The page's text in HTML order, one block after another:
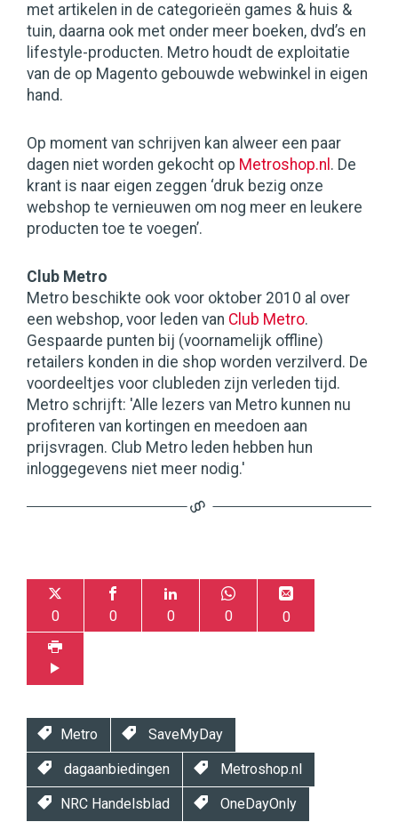
met artikelen in de categorieën games & huis &
tuin, daarna ook met onder meer boeken, dvd’s en
lifestyle-producten. Metro houdt de exploitatie
van de op Magento gebouwde webwinkel in eigen
hand.
Op moment van schrijven kan alweer een paar
dagen niet worden gekocht op Metroshop.nl . De
krant is naar eigen zeggen ‘druk bezig onze
webshop te vernieuwen om nog meer en leukere
producten toe te voegen’.
Club Metro
Metro beschikte ook voor oktober 2010 al over
een webshop, voor leden van Club Metro.
Gespaarde punten bij (voornamelijk offline)
retailers konden in die shop worden verzilverd. De
voordeeltjes voor clubleden zijn verleden tijd.
Metro schrijft: 'Alle lezers van Metro kunnen nu
profiteren van kortingen en meedoen aan
prijsvragen. Club Metro leden hebben hun
inloggegevens niet meer nodig.'
0 0 0 0 0
Metro SaveMyDay
dagaanbiedingen Metroshop.nl
NRC Handelsblad OneDayOnly